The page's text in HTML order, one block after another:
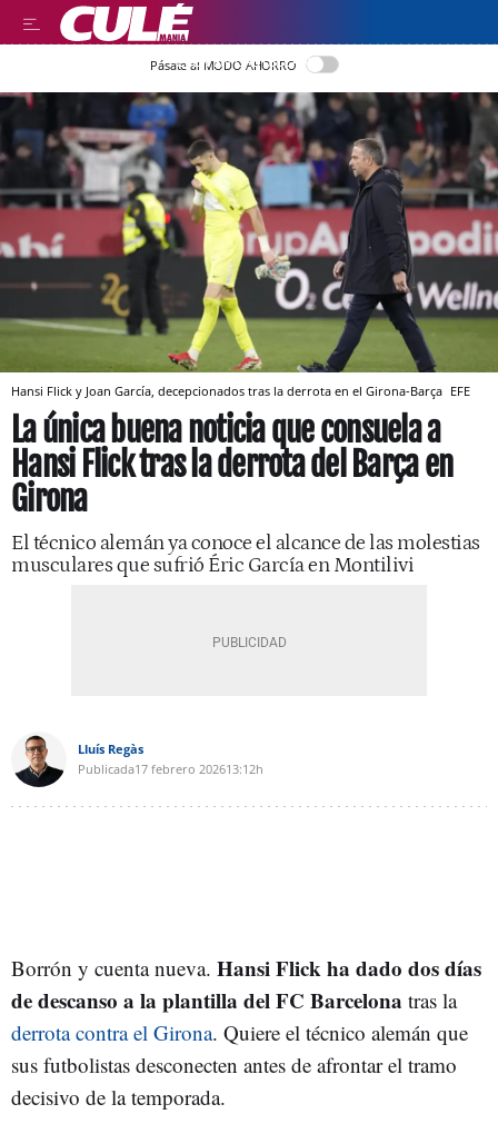
LEER EN CASTELLANO
Pásate al MODO AHORRO
Hansi Flick y Joan García, decepcionados tras la derrota en el Girona-Barça EFE
La única buena noticia que consuela a
Hansi Flick tras la derrota del Barça en
Girona
El técnico alemán ya conoce el alcance de las molestias
musculares que sufrió Éric García en Montilivi
Lluís Regàs
Publicada17 febrero 202613:12h
Borrón y cuenta nueva. Hansi Flick ha dado dos días
de descanso a la plantilla del FC Barcelona tras la
derrota contra el Girona. Quiere el técnico alemán que
sus futbolistas desconecten antes de afrontar el tramo
decisivo de la temporada.